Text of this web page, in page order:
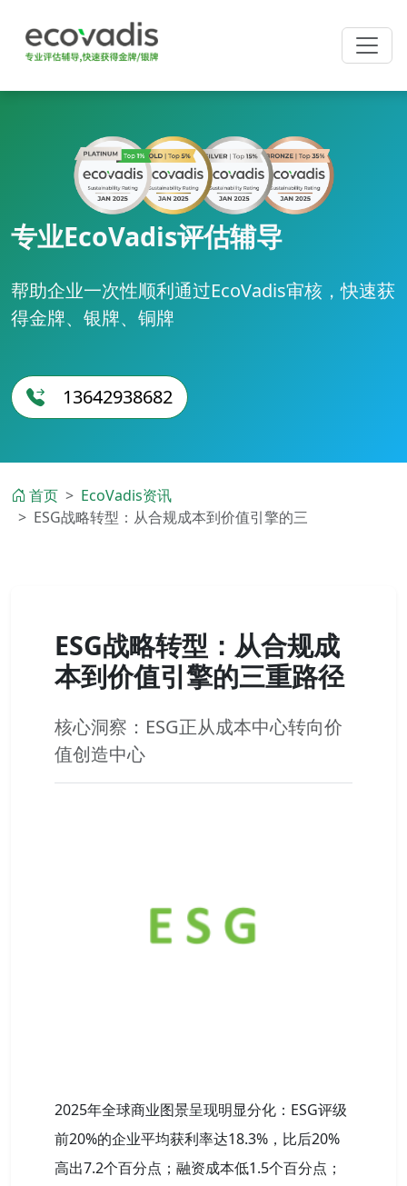
专业EcoVadis评估辅导
帮助企业一次性顺利通过EcoVadis审核，快速获
得金牌、银牌、铜牌
13642938682
首页
EcoVadis资讯
ESG战略转型：从合规成本到价值引擎的三
ESG战略转型：从合规成
本到价值引擎的三重路径
核心洞察：ESG正从成本中心转向价
值创造中心
2025年全球商业图景呈现明显分化：ESG评级
前20%的企业平均获利率达18.3%，比后20%
高出7.2个百分点；融资成本低1.5个百分点；